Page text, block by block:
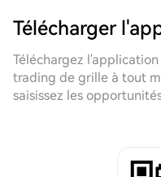
Télécharger
Téléchargez
trading de grille à tout
saisissez les